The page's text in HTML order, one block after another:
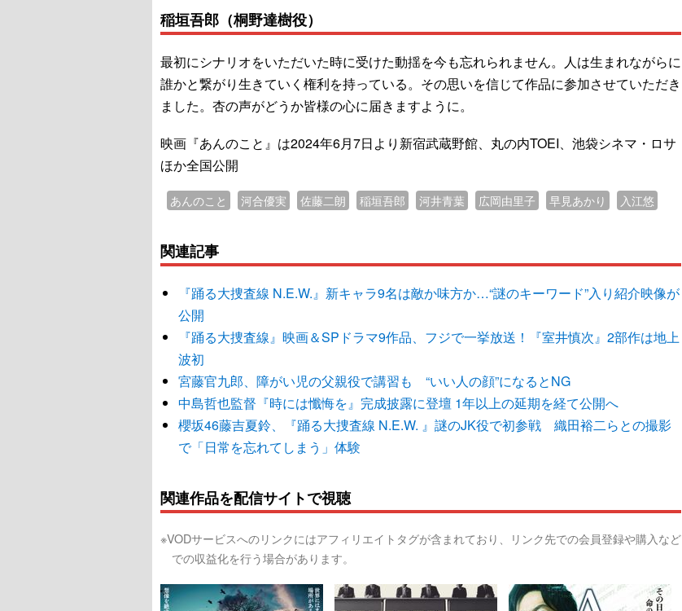
稲垣吾郎（桐野達樹役）
最初にシナリオをいただいた時に受けた動揺を今も忘れられません。人は生まれながらに
誰かと繋がり生きていく権利を持っている。その思いを信じて作品に参加させていただき
ました。杏の声がどうか皆様の心に届きますように。
映画『あんのこと』は2024年6月7日より新宿武蔵野館、丸の内TOEI、池袋シネマ・ロサ
ほか全国公開
あんのこと 河合優実 佐藤二朗 稲垣吾郎 河井青葉 広岡由里子 早見あかり 入江悠
関連記事
『踊る大捜査線 N.E.W.』新キャラ9名は敵か味方か…“謎のキーワード”入り紹介映像が
公開
『踊る大捜査線』映画＆SPドラマ9作品、フジで一挙放送！『室井慎次』2部作は地上
波初
宮藤官九郎、障がい児の父親役で講習も “いい人の顔”になるとNG
中島哲也監督『時には懺悔を』完成披露に登壇 1年以上の延期を経て公開へ
櫻坂46藤吉夏鈴、『踊る大捜査線 N.E.W. 』謎のJK役で初参戦 織田裕二らとの撮影
で「日常を忘れてしまう」体験
関連作品を配信サイトで視聴
※VODサービスへのリンクにはアフィリエイトタグが含まれており、リンク先での会員登録や購入など
での収益化を行う場合があります。